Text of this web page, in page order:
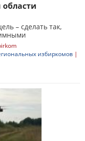
– сделать так,
избиркомов |